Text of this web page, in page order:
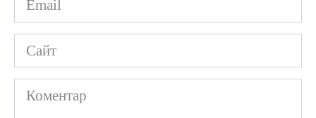
*
Сайт
Коментар